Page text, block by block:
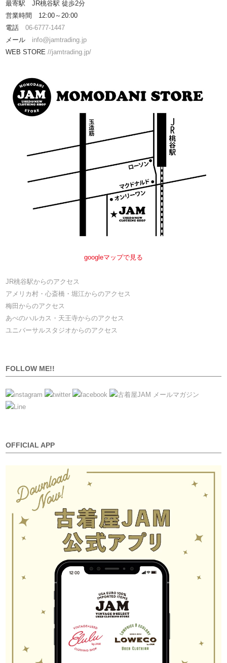
最寄駅 JR桃谷駅 徒歩2分
営業時間 12:00～20:00
電話06-6777-1447
メール info@jamtrading.jp
WEB STORE//jamtrading.jp/
googleマップで見る
JR桃谷駅からのアクセス
アメリカ村・心斎橋・堀江からのアクセス
梅田からのアクセス
あべのハルカス・天王寺からのアクセス
ユニバーサルスタジオからのアクセス
FOLLOW ME!!
OFFICIAL APP